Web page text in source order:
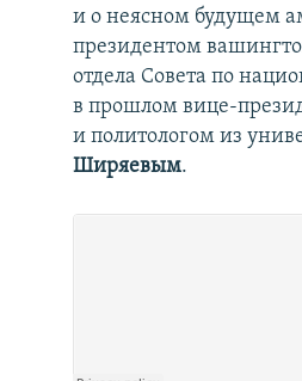
и о неясном будущем
президентом
отдела Совета по
в прошлом вице-
и политологом из
Ширяевым.